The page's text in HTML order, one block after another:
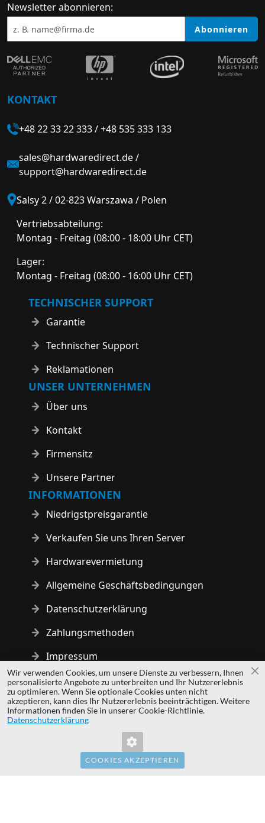
Newsletter abonnieren:
Abonnieren
KONTAKT
+48 22 33 22 333/+48 535 333 133
sales@hardwaredirect.de/
support@hardwaredirect.de
Salsy 2 / 02-823 Warszawa / Polen
Vertriebsabteilung:
Montag - Freitag (08:00 - 18:00 Uhr CET)
Lager:
Montag - Freitag (08:00 - 16:00 Uhr CET)
TECHNISCHER SUPPORT
Garantie
Technischer Support
Reklamationen
UNSER UNTERNEHMEN
Über uns
Kontakt
Firmensitz
Unsere Partner
INFORMATIONEN
Niedrigstpreisgarantie
Verkaufen Sie uns Ihren Server
Hardwarevermietung
Allgemeine Geschäftsbedingungen
Datenschutzerklärung
Zahlungsmethoden
Impressum
Copyright © 2014 - 2026 MS Development | All rights reserved
| All logos and trademarks are properties of their respective
owners.
Wir verwenden Cookies, um unsere Dienste zu verbessern, Ihnen
personalisierte Angebote zu unterbreiten und Ihr Nutzererlebnis
zu optimieren. Wenn Sie optionale Cookies unten nicht
akzeptieren, kann dies Ihr Nutzererlebnis beeinträchtigen. Weitere
Informationen finden Sie in unserer Cookie-Richtlinie.
Datenschutzerklärung
COOKIES AKZEPTIEREN